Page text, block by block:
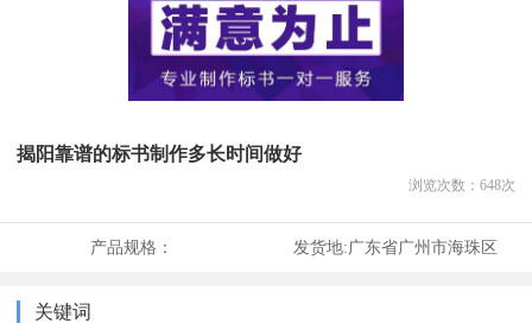
揭阳靠谱的标书制作多长时间做好
浏览次数： 648次
产品规格： 发货地:广东省广州市海珠区
关键词